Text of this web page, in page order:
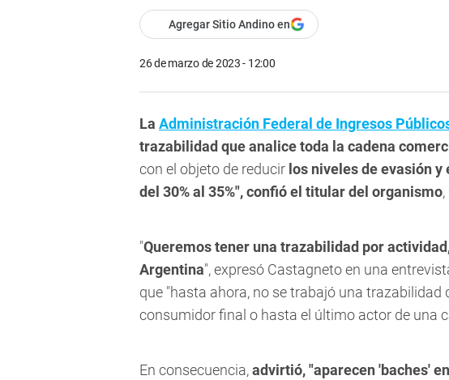
Agregar Sitio Andino en
26 de marzo de 2023 - 12:00
La Administración Federal de Ingresos
trazabilidad que analice toda la cadena
con el objeto de reducir los niveles de evasión
del 30% al 35%", confió el titular del organismo
"Queremos tener una trazabilidad por
Argentina", expresó Castagneto en una
que "hasta ahora, no se trabajó una trazabilidad
consumidor final o hasta el último actor de una
En consecuencia,advirtió, "aparecen 'baches'